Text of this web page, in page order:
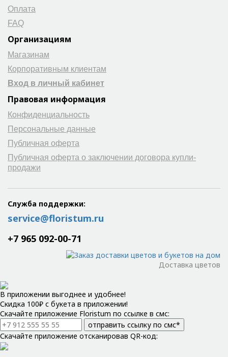
Оплата
FAQ
Организациям
Магазинам
Корпоративным клиентам
Вход в личный кабинет
Правовая информация
Конфиденциальность
Персональные данные
Публичная оферта
Публичная оферта о заключении договора купли-
продажи
Служба поддержки:
service@floristum.ru
+7 965 092-00-71
Доставка цветов
В приложении выгоднее и удобнее!
Скидка 100₽ с букета в приложении!
Скачайте приложение Floristum по ссылке в смс:
отправить ссылку по смс*
Скачайте приложение отсканировав QR-код: